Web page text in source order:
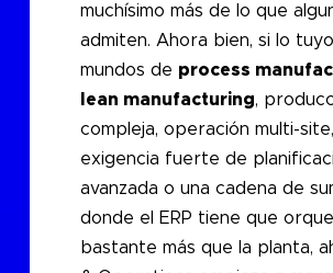
muchísimo más de lo que
admiten. Ahora bien, si lo
mundos de process
lean manufacturing,
compleja, operación multi-site,
exigencia fuerte de
avanzada o una cadena de
donde el ERP tiene que
bastante más que la planta,